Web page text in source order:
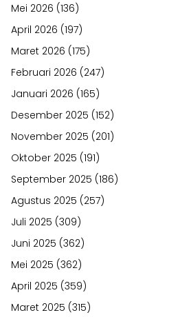
Mei 2026 (136)
April 2026 (197)
Maret 2026 (175)
Februari 2026 (247)
Januari 2026 (165)
Desember 2025 (152)
November 2025 (201)
Oktober 2025 (191)
September 2025 (186)
Agustus 2025 (257)
Juli 2025 (309)
Juni 2025 (362)
Mei 2025 (362)
April 2025 (359)
Maret 2025 (315)